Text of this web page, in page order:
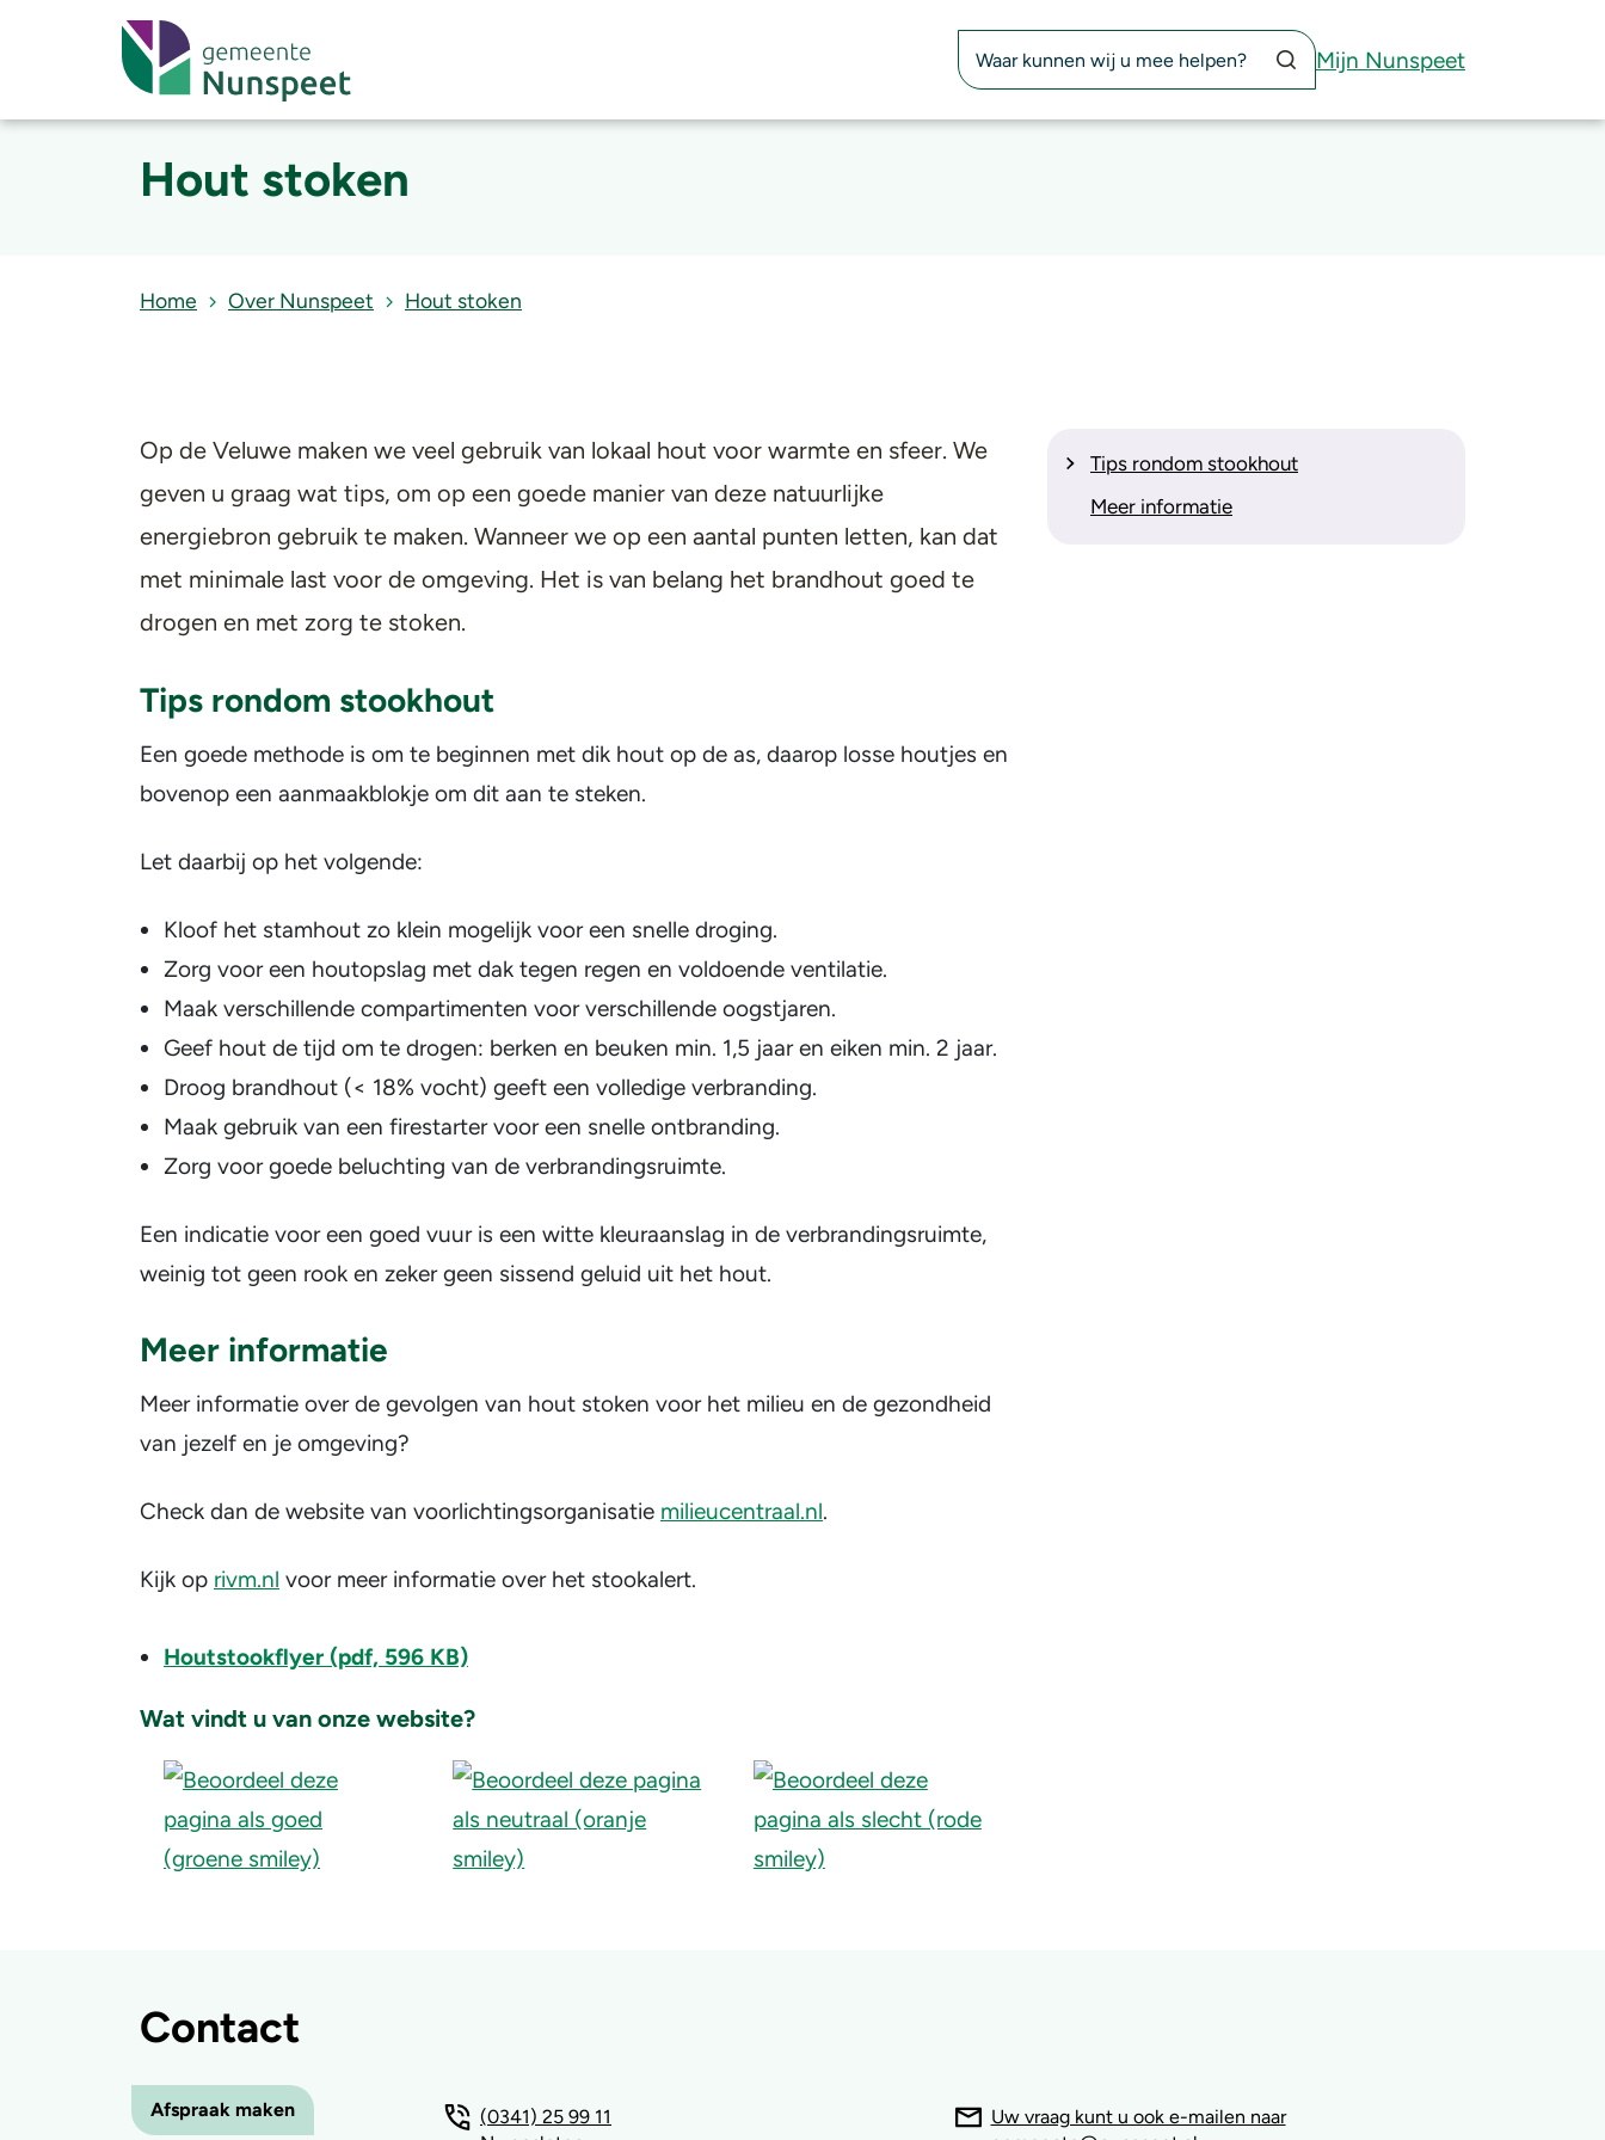
Zoekknop
Mijn Nunspeet
Hout stoken
Home Over Nunspeet Hout stoken
Op de Veluwe maken we veel gebruik van lokaal hout voor warmte en sfeer. We
geven u graag wat tips, om op een goede manier van deze natuurlijke
energiebron gebruik te maken. Wanneer we op een aantal punten letten, kan dat
met minimale last voor de omgeving. Het is van belang het brandhout goed te
drogen en met zorg te stoken.
Tips rondom stookhout
Een goede methode is om te beginnen met dik hout op de as, daarop losse houtjes en
bovenop een aanmaakblokje om dit aan te steken.
Let daarbij op het volgende:
Kloof het stamhout zo klein mogelijk voor een snelle droging.
Zorg voor een houtopslag met dak tegen regen en voldoende ventilatie.
Maak verschillende compartimenten voor verschillende oogstjaren.
Geef hout de tijd om te drogen: berken en beuken min. 1,5 jaar en eiken min. 2 jaar.
Droog brandhout (< 18% vocht) geeft een volledige verbranding.
Maak gebruik van een firestarter voor een snelle ontbranding.
Zorg voor goede beluchting van de verbrandingsruimte.
Een indicatie voor een goed vuur is een witte kleuraanslag in de verbrandingsruimte,
weinig tot geen rook en zeker geen sissend geluid uit het hout.
Meer informatie
Meer informatie over de gevolgen van hout stoken voor het milieu en de gezondheid
van jezelf en je omgeving?
Check dan de website van voorlichtingsorganisatie milieucentraal.nl.
Kijk op rivm.nl voor meer informatie over het stookalert.
Houtstookflyer (pdf, 596 KB)
Wat vindt u van onze website?
Tips rondom stookhout
Meer informatie
Contact
Afspraak maken
(0341) 25 99 11
Uw vraag kunt u ook e-mailen naar